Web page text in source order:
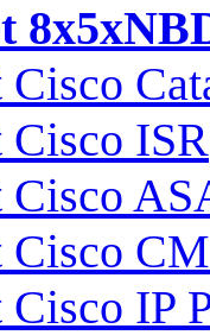
ISR
Cisco
Cisco
IP